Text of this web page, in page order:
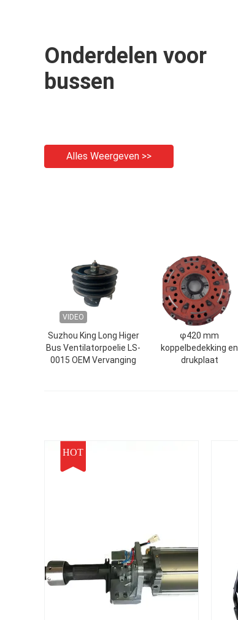
Onderdelen voor
bussen
Alles Weergeven >>
VIDEO
Suzhou King Long Higer
Bus Ventilatorpoelie LS-
0015 OEM Vervanging
φ420 mm
koppelbedekking en
drukplaat
HOT